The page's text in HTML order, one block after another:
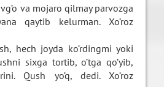
va mojaro qilmay parvozga
qaytib kelurman. Xo’roz
hech joyda ko’rdingmi yoki
sixga tortib, o’tga qo’yib,
Qush yo’q, dedi. Xo’roz